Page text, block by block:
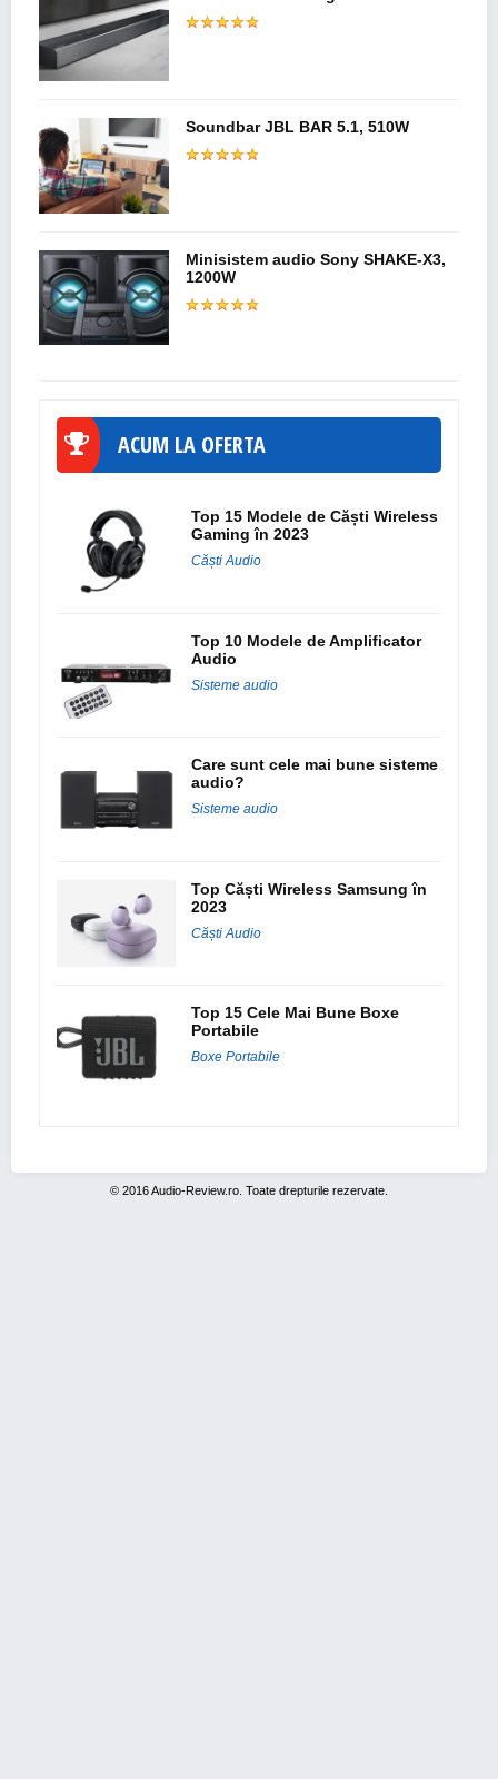
Soundbar JBL BAR 5.1, 510W
Minisistem audio Sony SHAKE-X3,
1200W
ACUM LA OFERTA
Top 15 Modele de Căști Wireless
Gaming în 2023
Căști Audio
Top 10 Modele de Amplificator
Audio
Sisteme audio
Care sunt cele mai bune sisteme
audio?
Sisteme audio
Top Căști Wireless Samsung în
2023
Căști Audio
Top 15 Cele Mai Bune Boxe
Portabile
Boxe Portabile
© 2016 Audio-Review.ro. Toate drepturile rezervate.